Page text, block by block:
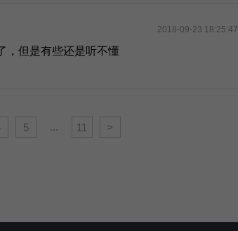
2018-09-23 18:25:47
，但是有些还是听不懂
5 ... 11 >